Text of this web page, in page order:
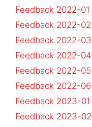
Feedback 2022-01
Feedback 2022-02
Feedback 2022-03
Feedback 2022-04
Feedback 2022-05
Feedback 2022-06
Feedback 2023-01
Feedback 2023-02